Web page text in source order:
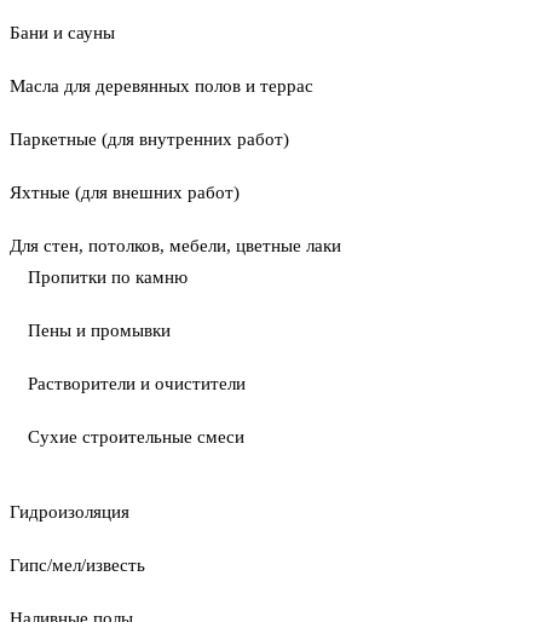
Бани и сауны
Масла для деревянных полов и террас
Паркетные (для внутренних работ)
Яхтные (для внешних работ)
Для стен, потолков, мебели, цветные лаки
Пропитки по камню
Пены и промывки
Растворители и очистители
Сухие строительные смеси
Гидроизоляция
Гипс/мел/известь